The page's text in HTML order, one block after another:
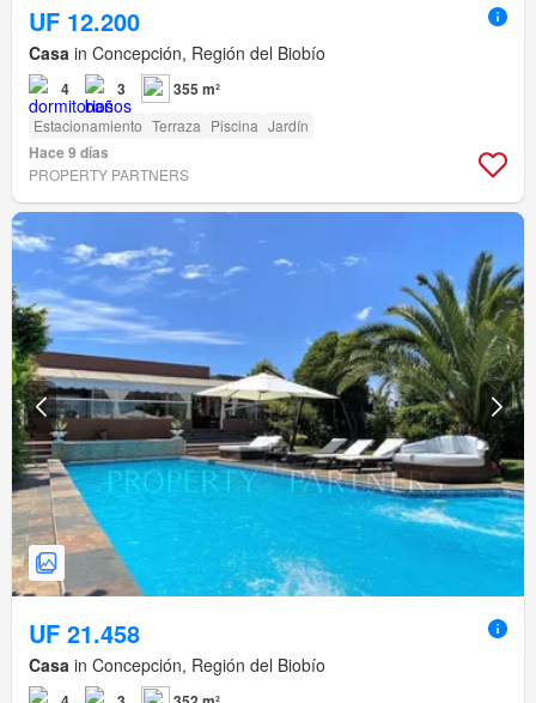
UF 12.200
Casa in Concepción, Región del Biobío
4 3 355 m²
Estacionamiento Terraza Piscina Jardín
Hace 9 días
PROPERTY PARTNERS
UF 21.458
Casa in Concepción, Región del Biobío